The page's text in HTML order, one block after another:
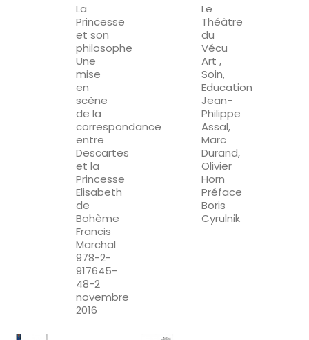
La
Princesse
et son
philosophe
Une
mise
en
scène
de la
correspondance
entre
Descartes
et la
Princesse
Elisabeth
de
Bohème
Francis
Marchal
978-2-
917645-
48-2
novembre
2016
Le
Théâtre
du
Vécu
Art ,
Soin,
Education
Jean-
Philippe
Assal,
Marc
Durand,
Olivier
Horn
Préface
Boris
Cyrulnik